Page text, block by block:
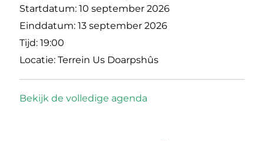
Startdatum: 10 september 2026
Einddatum: 13 september 2026
Tijd: 19:00
Locatie: Terrein Us Doarpshûs
Bekijk de volledige agenda